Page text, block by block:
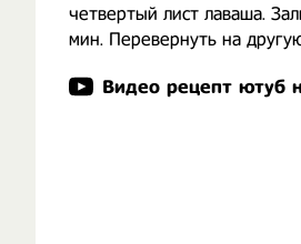
четвертый лист лаваша.
мин. Перевернуть на
Видео рецепт ютуб